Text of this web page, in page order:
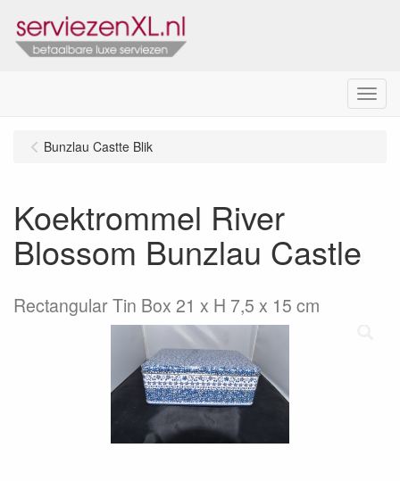
Menu
Bunzlau Castte Blik
Koektrommel River
Blossom Bunzlau Castle
Rectangular Tin Box 21 x H 7,5 x 15 cm